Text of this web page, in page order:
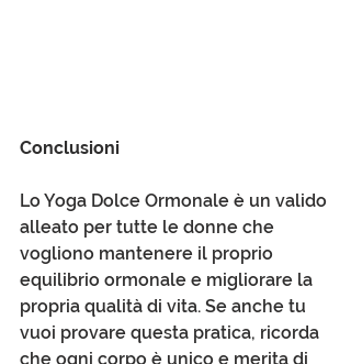
Conclusioni
Lo Yoga Dolce Ormonale è un valido
alleato per tutte le donne che
vogliono mantenere il proprio
equilibrio ormonale e migliorare la
propria qualità di vita. Se anche tu
vuoi provare questa pratica, ricorda
che ogni corpo è unico e merita di